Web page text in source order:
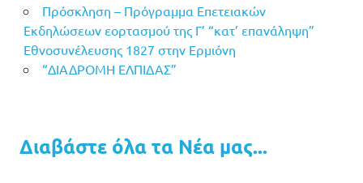
Πρόσκληση – Πρόγραμμα Επετειακών
Εκδηλώσεων εορτασμού της Γ’ “κατ’ επανάληψη”
Εθνοσυνέλευσης 1827 στην Ερμιόνη
“ΔΙΑΔΡΟΜΗ ΕΛΠΙΔΑΣ”
Διαβάστε όλα τα Νέα μας...